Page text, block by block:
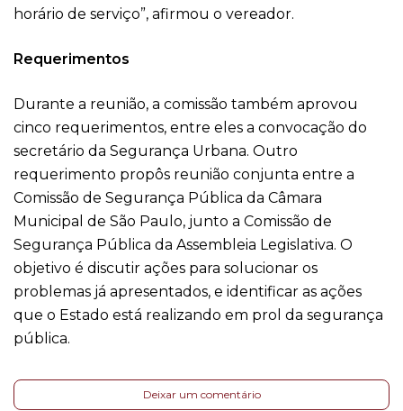
horário de serviço”, afirmou o vereador.
Requerimentos
Durante a reunião, a comissão também aprovou
cinco requerimentos, entre eles a convocação do
secretário da Segurança Urbana. Outro
requerimento propôs reunião conjunta entre a
Comissão de Segurança Pública da Câmara
Municipal de São Paulo, junto a Comissão de
Segurança Pública da Assembleia Legislativa. O
objetivo é discutir ações para solucionar os
problemas já apresentados, e identificar as ações
que o Estado está realizando em prol da segurança
pública.
Deixar um comentário